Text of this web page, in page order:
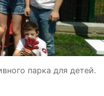
парка для детей.